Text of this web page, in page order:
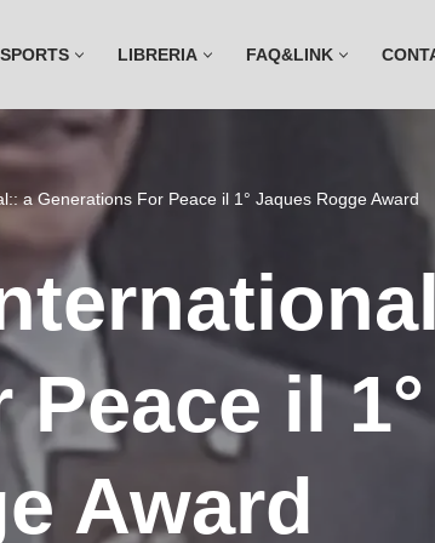
SPORTS LIBRERIA FAQ&LINK
a Generations For Peace il 1° Jaques Rogge Award
il
Award